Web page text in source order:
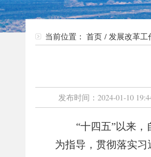
当前位置： 首页 / 发展改革工
发布时间： 2024-01-10
“十四五”以来，
为指导，贯彻落实